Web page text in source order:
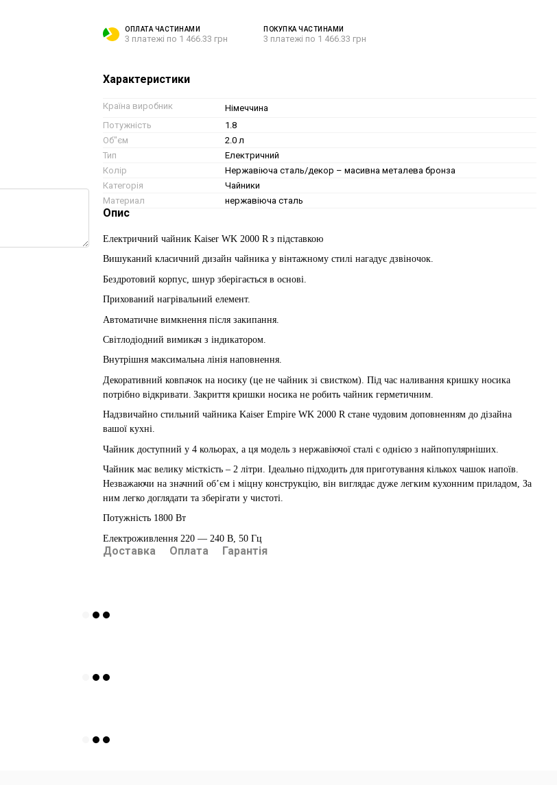
ОПЛАТА ЧАСТИНАМИ
3 платежі по 1 466.33 грн
ПОКУПКА ЧАСТИНАМИ
3 платежі по 1 466.33 грн
Характеристики
Країна виробник
Німеччина
Потужність
1.8
Об"єм
2.0 л
Тип
Електричний
Колір
Нержавіюча сталь/декор – масивна металева бронза
Категорія
Чайники
Материал
нержавіюча сталь
Опис
Електричний чайник Kaiser WK 2000 R з підставкою
Вишуканий класичний дизайн чайника у вінтажному стилі нагадує дзвіночок.
Бездротовий корпус, шнур зберігається в основі.
Прихований нагрівальний елемент.
Автоматичне вимкнення після закипання.
Світлодіодний вимикач з індикатором.
Внутрішня максимальна лінія наповнення.
Декоративний ковпачок на носику (це не чайник зі свистком). Під час наливання кришку носика
потрібно відкривати. Закриття кришки носика не робить чайник герметичним.
Надзвичайно стильний чайника Kaiser Empire WK 2000 Rстане чудовим доповненням до дізайна
вашої кухні.
Чайник доступний у 4 кольорах, а ця модель з нержавіючої сталі є однією з найпопулярніших.
Чайник має велику місткість – 2 літри. Ідеально підходить для приготування кількох чашок напоїв
Незважаючи на значний об’єм і міцну конструкцію, він виглядає дуже легким кухонним приладом, За
ним легко доглядати та зберігати у чистоті
Потужність 1800 Вт
Електроживлення 220 — 240 В, 50 Гц
Доставка Оплата Гарантія